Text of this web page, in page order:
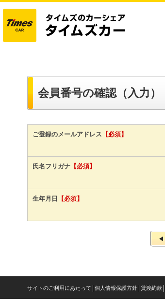
会員番号の確認（入力）
ご登録のメールアドレス 【必須】
氏名フリガナ 【必須】
生年月日
【必須】
サイトのご利用にあたって 個人情報保護方針 貸渡約款